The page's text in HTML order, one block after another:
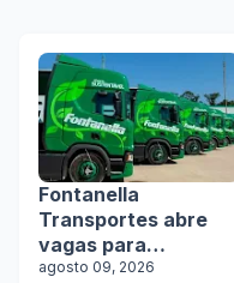
Fontanella
Transportes abre
vagas para
motoristas de
agosto 09, 2026